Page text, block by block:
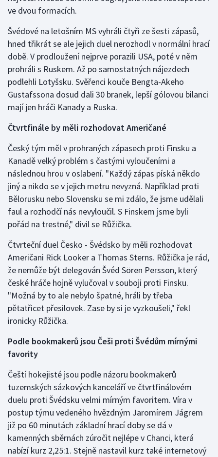
ve dvou formacích.
Švédové na letošním MS vyhráli čtyři ze šesti zápasů,
hned třikrát se ale jejich duel nerozhodl v normální hrací
době. V prodloužení nejprve porazili USA, poté v něm
prohráli s Ruskem. Až po samostatných nájezdech
podlehli Lotyšsku. Svěřenci kouče Bengta-Akeho
Gustafssona dosud dali 30 branek, lepší gólovou bilanci
mají jen hráči Kanady a Ruska.
Čtvrtfinále by měli rozhodovat Američané
Český tým měl v prohraných zápasech proti Finsku a
Kanadě velký problém s častými vyloučeními a
následnou hrou v oslabení. "Každý zápas píská někdo
jiný a nikdo se v jejich metru nevyzná. Například proti
Bělorusku nebo Slovensku se mi zdálo, že jsme udělali
faul a rozhodčí nás nevyloučil. S Finskem jsme byli
pořád na trestné," divil se Růžička.
Čtvrteční duel Česko - Švédsko by měli rozhodovat
Američani Rick Looker a Thomas Sterns. Růžička je rád,
že nemůže být delegován Švéd Sören Persson, který
české hráče hojně vylučoval v souboji proti Finsku.
"Možná by to ale nebylo špatné, hráli by třeba
pětatřicet přesilovek. Zase by si je vyzkoušeli," řekl
ironicky Růžička.
Podle bookmakerů jsou Češi proti Švédům mírnými
favority
Čeští hokejisté jsou podle názoru bookmakerů
tuzemských sázkových kanceláří ve čtvrtfinálovém
duelu proti Švédsku velmi mírným favoritem. Víra v
postup týmu vedeného hvězdným Jaromírem Jágrem
již po 60 minutách základní hrací doby se dá v
kamenných sběrnách zúročit nejlépe v Chanci, která
nabízí kurz 2,25:1. Stejně nastavil kurz také internetový